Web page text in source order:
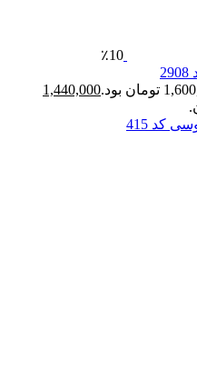
٪10
1,440,000